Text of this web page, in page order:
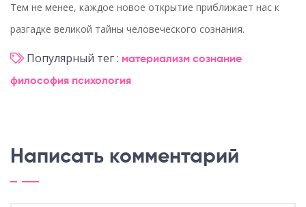
Тем не менее, каждое новое открытие приближает нас к
разгадке великой тайны человеческого сознания.
Популярный тег : материализм сознание
философия психология
Написать комментарий